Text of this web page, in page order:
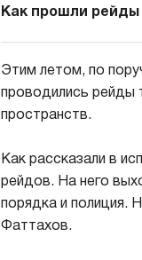
Как прошли рейды
Этим летом, по
проводились рейды
пространств.
Как рассказали в
рейдов. На него
порядка и полиция.
Фаттахов.